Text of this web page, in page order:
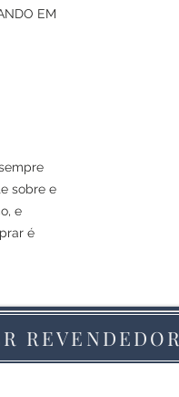
EM
sobre e
e
é
REVENDEDOR